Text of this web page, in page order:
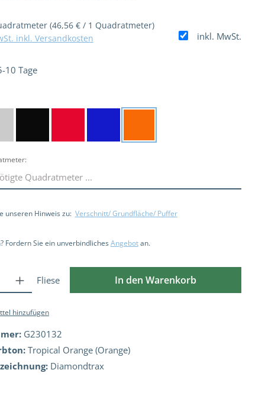
(46,56 € / 1 Quadratmeter)
inkl. MwSt.
inkl. Versandkosten
10 Tage
unseren Hinweis zu: Verschnitt/ Grundfläche/ Puffer
Fordern Sie ein unverbindliches Angebotan.
Fliese In den Warenkorb
hinzufügen
G230132
Tropical Orange (Orange)
Diamondtrax